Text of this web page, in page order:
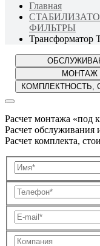
Главная
ФИЛЬТРЫ
Трансформатор
Расчет монтажа «под
Расчет обслуживания
Расчет комплекта,